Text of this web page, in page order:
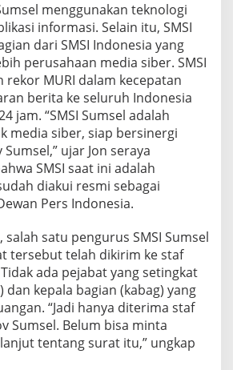
menggunakan teknologi
informasi. Selain itu, SMSI
dari SMSI Indonesia yang
perusahaan media siber. SMSI
rekor MURI dalam kecepatan
berita ke seluruh Indonesia
jam. “SMSI Sumsel adalah
media siber, siap bersinergi
ujar Jon seraya
SMSI saat ini adalah
diakui resmi sebagai
Pers Indonesia.
salah satu pengurus SMSI Sumsel
tersebut telah dikirim ke staf
ada pejabat yang setingkat
dan kepala bagian (kabag) yang
“Jadi hanya diterima staf
Sumsel. Belum bisa minta
tentang surat itu,” ungkap